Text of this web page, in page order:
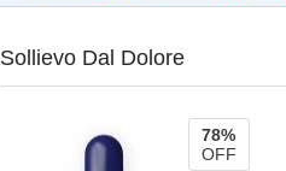
Sollievo Dal Dolore
78%
OFF